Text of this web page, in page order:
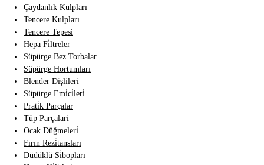
Çaydanlık Kulpları
Tencere Kulpları
Tencere Tepesi
Hepa Fi̇ltreler
Süpürge Bez Torbalar
Süpürge Hortumları
Blender Dişlileri
Süpürge Emi̇ci̇leri̇
Prati̇k Parçalar
Tüp Parçalari
Ocak Düğmeleri̇
Fırın Rezi̇tansları
Düdüklü Si̇bopları